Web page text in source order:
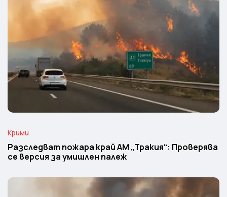
Крими
Разследват пожара край АМ „Тракия“: Проверява
се версия за умишлен палеж